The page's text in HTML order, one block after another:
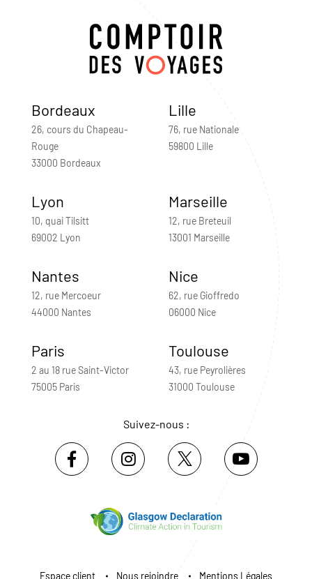
Bordeaux
26, cours du Chapeau-
Rouge
33000 Bordeaux
Lille
76, rue Nationale
59800 Lille
Lyon
10, quai Tilsitt
69002 Lyon
Marseille
12, rue Breteuil
13001 Marseille
Nantes
12, rue Mercoeur
44000 Nantes
Nice
62, rue Gioffredo
06000 Nice
Paris
2 au 18 rue Saint-Victor
75005 Paris
Toulouse
43, rue Peyrolières
31000 Toulouse
Suivez-nous :
Espace client Nous rejoindre Mentions Légales